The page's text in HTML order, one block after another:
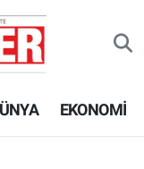
EKONOMİ